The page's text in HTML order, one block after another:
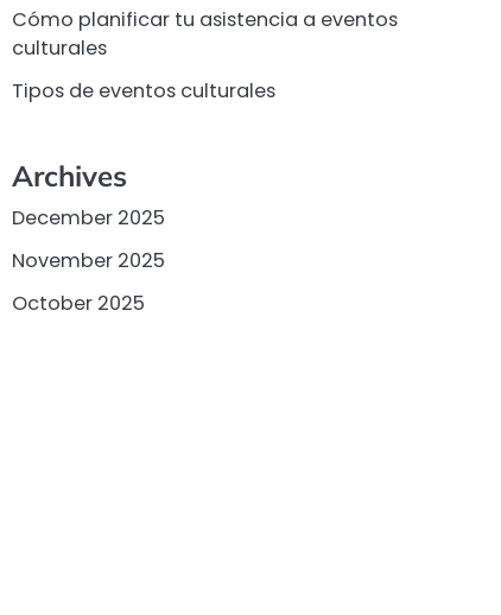
Cómo planificar tu asistencia a eventos
culturales
Tipos de eventos culturales
Archives
December 2025
November 2025
October 2025